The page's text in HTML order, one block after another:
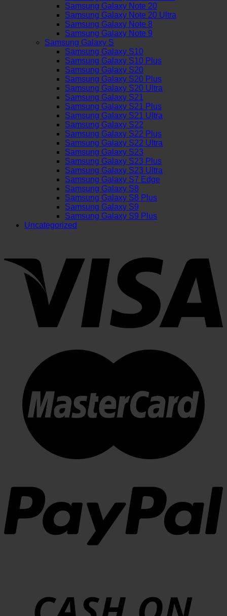
Samsung Galaxy Note 20
Samsung Galaxy Note 20 Ultra
Samsung Galaxy Note 8
Samsung Galaxy Note 9
Samsung Galaxy S
Samsung Galaxy S10
Samsung Galaxy S10 Plus
Samsung Galaxy S20
Samsung Galaxy S20 Plus
Samsung Galaxy S20 Ultra
Samsung Galaxy S21
Samsung Galaxy S21 Plus
Samsung Galaxy S21 Ultra
Samsung Galaxy S22
Samsung Galaxy S22 Plus
Samsung Galaxy S22 Ultra
Samsung Galaxy S23
Samsung Galaxy S23 Plus
Samsung Galaxy S23 Ultra
Samsung Galaxy S7 Edge
Samsung Galaxy S8
Samsung Galaxy S8 Plus
Samsung Galaxy S9
Samsung Galaxy S9 Plus
Uncategorized